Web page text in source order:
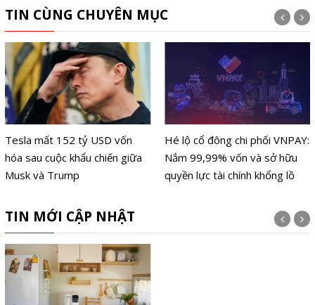
TIN CÙNG CHUYÊN MỤC
Tesla mất 152 tỷ USD vốn
hóa sau cuộc khẩu chiến giữa
Musk và Trump
Hé lộ cổ đông chi phối VNPAY:
Nắm 99,99% vốn và sở hữu
quyền lực tài chính khổng lồ
TIN MỚI CẬP NHẬT